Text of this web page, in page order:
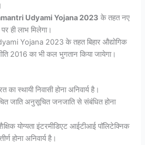
Udyami Yojana 2023 के तहत नए
पर ही लाभ मिलेगा।
Yojana 2023 के तहत बिहार औद्योगिक
2016 का भी कल भुगतान किया जायेगा।
का स्थायी निवासी होना अनिवार्य है।
जाति अनुसूचित जनजाति से संबंधित होना
योग्यता इंटरमीडिएट आईटीआई पॉलिटेक्निक
होना अनिवार्य है।